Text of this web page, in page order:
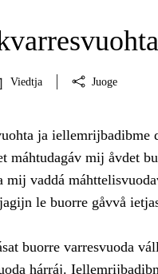
Viedtja Juoge
ja iellemrijbadibme
máhtudagáv mij åvdet
mij vaddá
le buorre gåvvå
buorre varresvuoda
hárráj.